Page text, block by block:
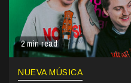
2 min read
NUEVA MÚSICA